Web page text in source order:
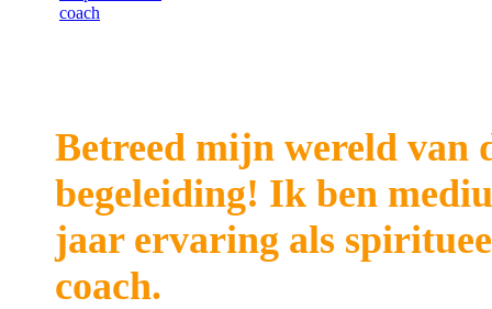
Betreed mijn wereld van
begeleiding! Ik ben
jaar ervaring als
coach.